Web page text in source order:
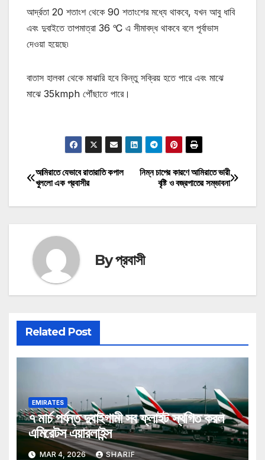
আর্দ্রতা 20 শতাংশ থেকে 90 শতাংশের মধ্যে থাকবে, যখন আবু ধাবি
এবং দুবাইতে তাপমাত্রা 36 ℃ এ সীমাবদ্ধ থাকবে বলে পূর্বাভাস
দেওয়া হয়েছে৷
বাতাস হালকা থেকে মাঝারি হবে কিন্তু সক্রিয় হতে পারে এবং মাঝে
মাঝে 35kmph পৌঁছাতে পারে।
Post
navigation
নিম্ন চাপের কারণে আমিরাতে ভারী
বৃষ্টি ও বজ্রপাতের সম্ভাবনা
আমিরাতে যেভাবে রাতারাতি কপাল
খুললো এক প্রবাসীর
Byপ্রবাসী
Related Post
EMIRATES
৭ মার্চ পর্যন্ত দুবাইগামী সব ফ্লাইট স্থগিত করল
এমিরেটস এয়ারলাইন্স
MAR 4, 2026 SHARIF